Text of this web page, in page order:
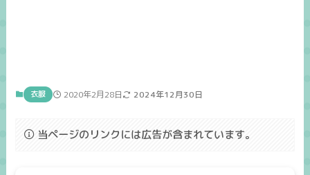
衣服 2020年2月28日 2024年12月30日
当ページのリンクには広告が含まれています。